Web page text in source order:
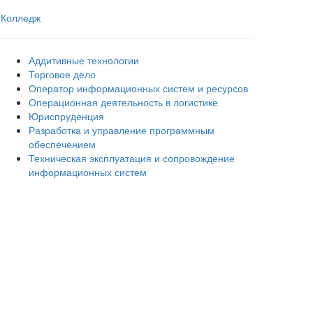
Колледж
Аддитивные технологии
Торговое дело
Оператор информационных систем и ресурсов
Операционная деятельность в логистике
Юриспруденция
Разработка и управление программным
обеспечением
Техническая эксплуатация и сопровождение
информационных систем